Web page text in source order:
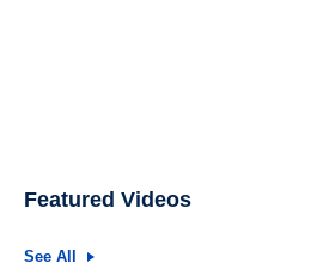
Featured Videos
See All